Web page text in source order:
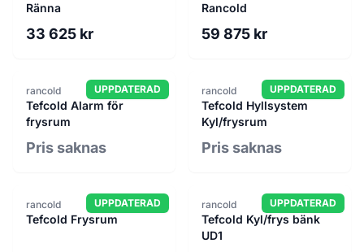
Ränna
33 625 kr
Rancold
59 875 kr
UPPDATERAD
rancold
Tefcold Alarm för
frysrum
Pris saknas
UPPDATERAD
rancold
Tefcold Hyllsystem
Kyl/frysrum
Pris saknas
UPPDATERAD
rancold
Tefcold Frysrum
UPPDATERAD
rancold
Tefcold Kyl/frys bänk
UD1